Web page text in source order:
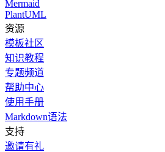
Mermaid
PlantUML
资源
模板社区
知识教程
专题频道
帮助中心
使用手册
Markdown语法
支持
邀请有礼